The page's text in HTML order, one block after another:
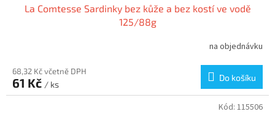
La Comtesse Sardinky bez kůže a bez kostí ve vodě
125/88g
na objednávku
68,32 Kč včetně DPH
61 Kč / ks
Do košíku
Kód: 115506